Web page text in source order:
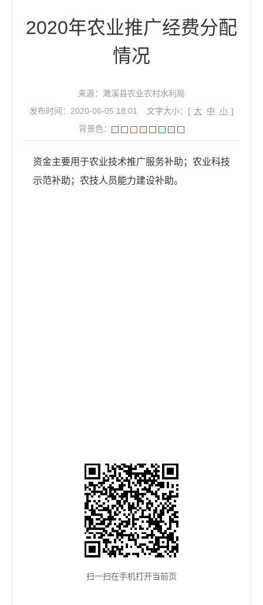
2020年农业推广经费分配
情况
来源：濉溪县农业农村水利局
发布时间：2020-06-05 18:01
文字大小：[ 大 中 小 ]
背景色：
资金主要用于农业技术推广服务补助；农业科技
示范补助；农技人员能力建设补助。
扫一扫在手机打开当前页